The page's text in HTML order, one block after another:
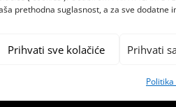
prethodna suglasnost, a za sve
Prihvati sve kolačiće Prihvati